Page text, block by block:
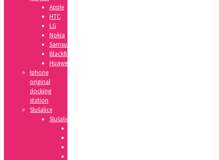
Apple
HTC
LG
Nokia
Samsung
BlackBerry
Huawei
Iphone
original
docking
station
Slušalice
Slušalice